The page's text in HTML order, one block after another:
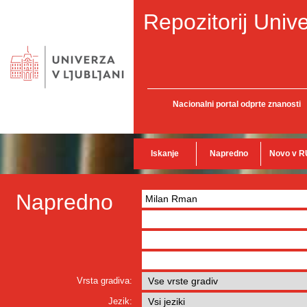
Repozitorij
Nacionalni portal odprte znanosti
Iskanje Napredno Novo v
Napredno
Vrsta gradiva:
Jezik: